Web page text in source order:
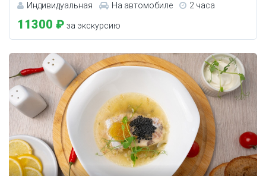
Индивидуальная На автомобиле 2 часа
11300 ₽ за экскурсию